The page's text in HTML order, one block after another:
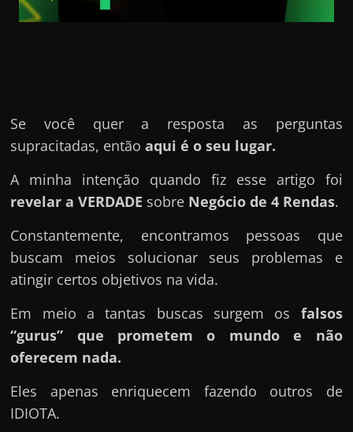
e
f
e
c
a
t
o
?
P
e
s
a
Se você quer a resposta as perguntas
supracitadas, então aqui é o seu lugar.
A minha intenção quando fiz esse artigo foi
revelar a VERDADE sobre Negócio de 4 Rendas.
Constantemente, encontramos pessoas que
buscam meios solucionar seus problemas e
atingir certos objetivos na vida.
Em meio a tantas buscas surgem os falsos
“gurus” que prometem o mundo e não
oferecem nada.
Eles apenas enriquecem fazendo outros de
IDIOTA.